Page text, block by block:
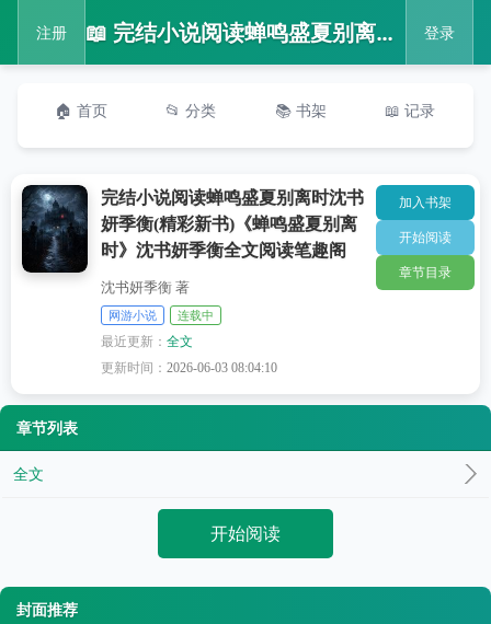
注册 📖 完结小说阅读蝉鸣盛夏别离时沈书妍季衡(精彩新书)《蝉鸣盛夏别离时》沈书妍季衡全文阅读笔趣阁 登录
🏠 首页 📂 分类 📚 书架 📖 记录
完结小说阅读蝉鸣盛夏别离时沈书
妍季衡(精彩新书)《蝉鸣盛夏别离
时》沈书妍季衡全文阅读笔趣阁
沈书妍季衡 著
网游小说 连载中
最近更新：全文
更新时间：2026-06-03 08:04:10
加入书架
开始阅读
章节目录
章节列表
全文
开始阅读
封面推荐